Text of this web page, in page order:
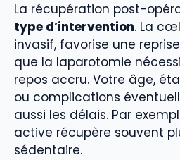
La récupération post-
type d’intervention. La
invasif, favorise une
que la laparotomie
repos accru. Votre âge,
ou complications
aussi les délais. Par
active récupère souvent
sédentaire.